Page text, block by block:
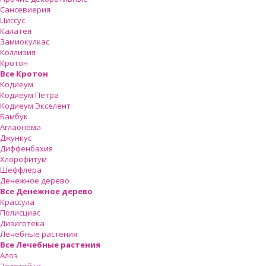
Сансевиерия
Циссус
Калатея
Замиокулкас
Коллизия
Кротон
Все Кротон
Кодиеум
Кодиеум Петра
Кодиеум Экселент
Бамбук
Аглаонема
Джункус
Диффенбахия
Хлорофитум
Шеффлера
Денежное дерево
Все Денежное дерево
Крассула
Полисциас
Дизиготека
Лечебные растения
Все Лечебные растения
Алоэ